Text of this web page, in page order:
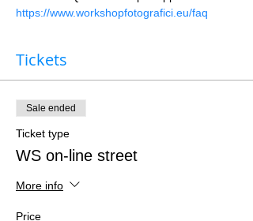
https://www.workshopfotografici.eu/faq
Tickets
Sale ended
Ticket type
WS on-line street
More info
Price